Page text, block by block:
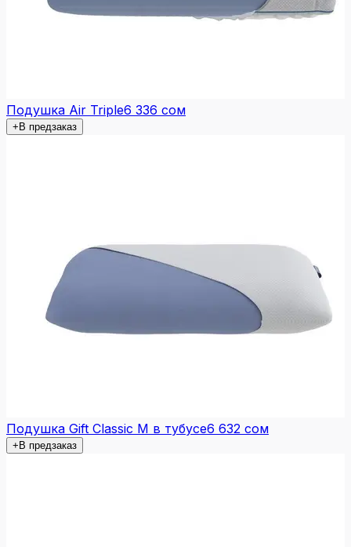
Подушка Air Triple6 336 сом
+В предзаказ
Подушка Gift Classic M в тубусе6 632 сом
+В предзаказ